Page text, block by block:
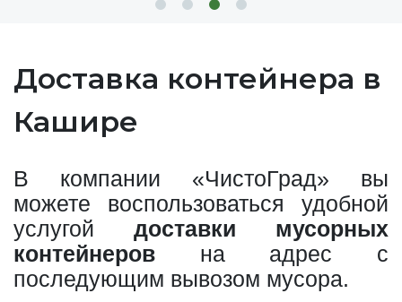
Доставка контейнера в
Кашире
В компании «ЧистоГрад» вы
можете воспользоваться удобной
услугой доставки мусорных
контейнеров на адрес с
последующим вывозом мусора.